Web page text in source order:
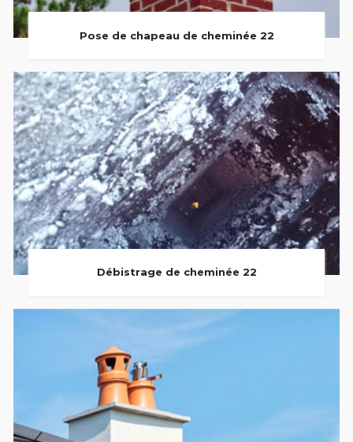
Pose de chapeau de cheminée 22
Débistrage de cheminée 22